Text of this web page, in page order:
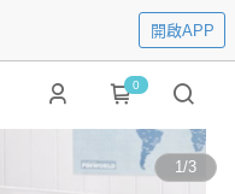
開啟APP
0
1/3